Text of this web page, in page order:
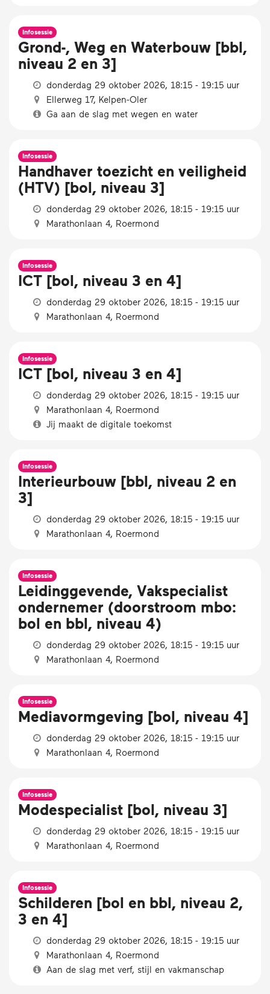
Infosessie
Grond-, Weg en Waterbouw [bbl,
niveau 2 en 3]
donderdag 29 oktober 2026, 18:15 - 19:15 uur
Ellerweg 17, Kelpen-Oler
Ga aan de slag met wegen en water
Infosessie
Handhaver toezicht en veiligheid
(HTV) [bol, niveau 3]
donderdag 29 oktober 2026, 18:15 - 19:15 uur
Marathonlaan 4, Roermond
Infosessie
ICT [bol, niveau 3 en 4]
donderdag 29 oktober 2026, 18:15 - 19:15 uur
Marathonlaan 4, Roermond
Infosessie
ICT [bol, niveau 3 en 4]
donderdag 29 oktober 2026, 18:15 - 19:15 uur
Marathonlaan 4, Roermond
Jij maakt de digitale toekomst
Infosessie
Interieurbouw [bbl, niveau 2 en
3]
donderdag 29 oktober 2026, 18:15 - 19:15 uur
Marathonlaan 4, Roermond
Infosessie
Leidinggevende, Vakspecialist
ondernemer (doorstroom mbo:
bol en bbl, niveau 4)
donderdag 29 oktober 2026, 18:15 - 19:15 uur
Marathonlaan 4, Roermond
Infosessie
Mediavormgeving [bol, niveau 4]
donderdag 29 oktober 2026, 18:15 - 19:15 uur
Marathonlaan 4, Roermond
Infosessie
Modespecialist [bol, niveau 3]
donderdag 29 oktober 2026, 18:15 - 19:15 uur
Marathonlaan 4, Roermond
Infosessie
Schilderen [bol en bbl, niveau 2,
3 en 4]
donderdag 29 oktober 2026, 18:15 - 19:15 uur
Marathonlaan 4, Roermond
Aan de slag met verf, stijl en vakmanschap